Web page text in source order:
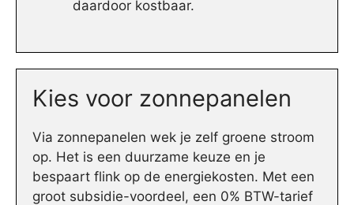
daardoor kostbaar.
Kies voor zonnepanelen
Via zonnepanelen wek je zelf groene stroom
op. Het is een duurzame keuze en je
bespaart flink op de energiekosten. Met een
groot subsidie-voordeel, een 0% BTW-tarief